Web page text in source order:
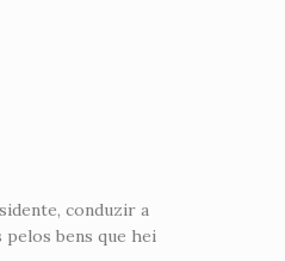
conduzir a
pelos bens que hei